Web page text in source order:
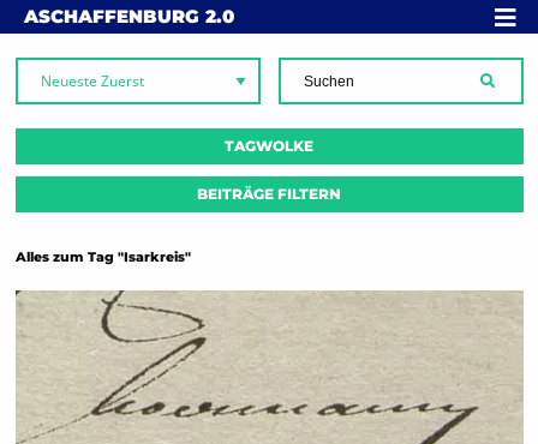
Skip to content
ASCHAFFENBURG 2.0 MENÜ
TAGWOLKE
BEITRÄGE FILTERN
Alles zum Tag "Isarkreis"